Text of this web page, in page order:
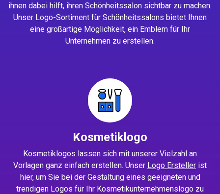
ihnen dabei hilft, ihren Schönheitssalon sichtbar zu machen.
Unser Logo-Sortiment für Schönheitssalons bietet Ihnen
eine großartige Möglichkeit, ein Emblem für Ihr
Unternehmen zu erstellen.
Kosmetiklogo
Kosmetiklogos lassen sich mit unserer Vielzahl an
Vorlagen ganz einfach erstellen. Unser Logo Ersteller ist
hier, um Sie bei der Gestaltung eines geeigneten und
trendigen Logos für Ihr Kosmetikunternehmenslogo zu